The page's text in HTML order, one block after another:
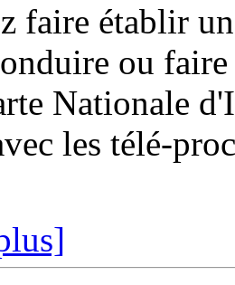
faire établir
ou
Nationale
les télé-